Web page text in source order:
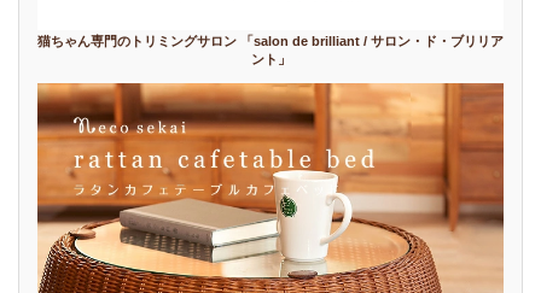
猫ちゃん専門のトリミングサロン 「salon de brilliant / サロン・ド・ブリリア
ント」